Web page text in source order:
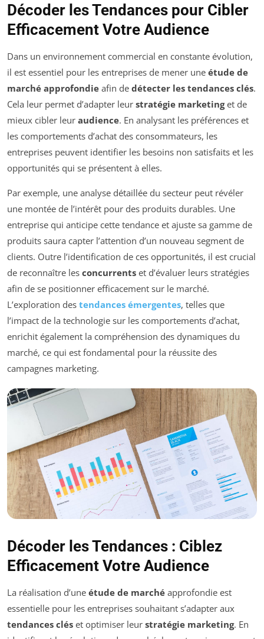
Décoder les Tendances pour Cibler
Efficacement Votre Audience
Dans un environnement commercial en constante évolution,
il est essentiel pour les entreprises de mener une étude de
marché approfondie afin de détecter les tendances clés.
Cela leur permet d’adapter leur stratégie marketinget de
mieux cibler leur audience. En analysant les préférences et
les comportements d’achat des consommateurs, les
entreprises peuvent identifier les besoins non satisfaits et les
opportunités qui se présentent à elles.
Par exemple, une analyse détaillée du secteur peut révéler
une montée de l’intérêt pour des produits durables. Une
entreprise qui anticipe cette tendance et ajuste sa gamme de
produits saura capter l’attention d’un nouveau segment de
clients. Outre l’identification de ces opportunités, il est crucial
de reconnaître les concurrents et d’évaluer leurs stratégies
afin de se positionner efficacement sur le marché.
L’exploration des tendances émergentes, telles que
l’impact de la technologie sur les comportements d’achat,
enrichit également la compréhension des dynamiques du
marché, ce qui est fondamental pour la réussite des
campagnes marketing.
Décoder les Tendances : Ciblez
Efficacement Votre Audience
La réalisation d’une étude de marché approfondie est
essentielle pour les entreprises souhaitant s’adapter aux
tendances clés et optimiser leur stratégie marketing. En